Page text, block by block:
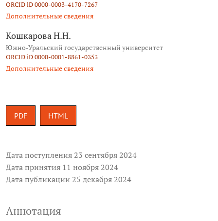
ORCID iD 0000-0003-4170-7267
Дополнительные сведения
Кошкарова Н.Н.
Южно-­Уральский государственный университет
ORCID iD 0000-0001-8861-0353
Дополнительные сведения
PDF HTML
Дата поступления 23 сентября 2024
Дата принятия 11 ноября 2024
Дата публикации 25 декабря 2024
Аннотация